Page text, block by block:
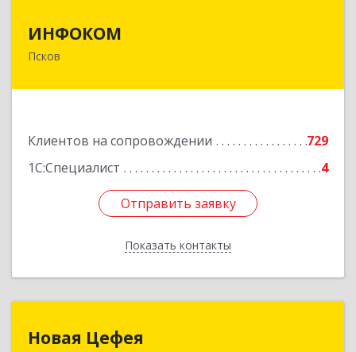
ИНФОКОМ
Псков
Клиентов на сопровождении
729
1С:Специалист
4
Отправить заявку
Показать контакты
180000, Псковская обл, Псков г, Советская ул,
Отправить заявку
Назад
Новая Цефея